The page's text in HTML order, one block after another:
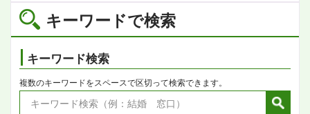
キーワードで検索
キーワード検索
複数のキーワードをスペースで区切って検索できます。